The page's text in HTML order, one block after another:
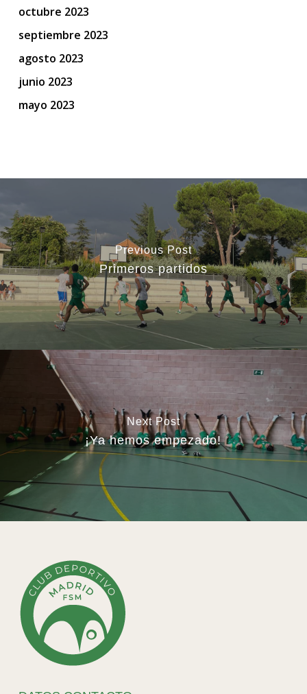
octubre 2023
septiembre 2023
agosto 2023
junio 2023
mayo 2023
Previous Post
Primeros partidos
Next Post
¡Ya hemos empezado!